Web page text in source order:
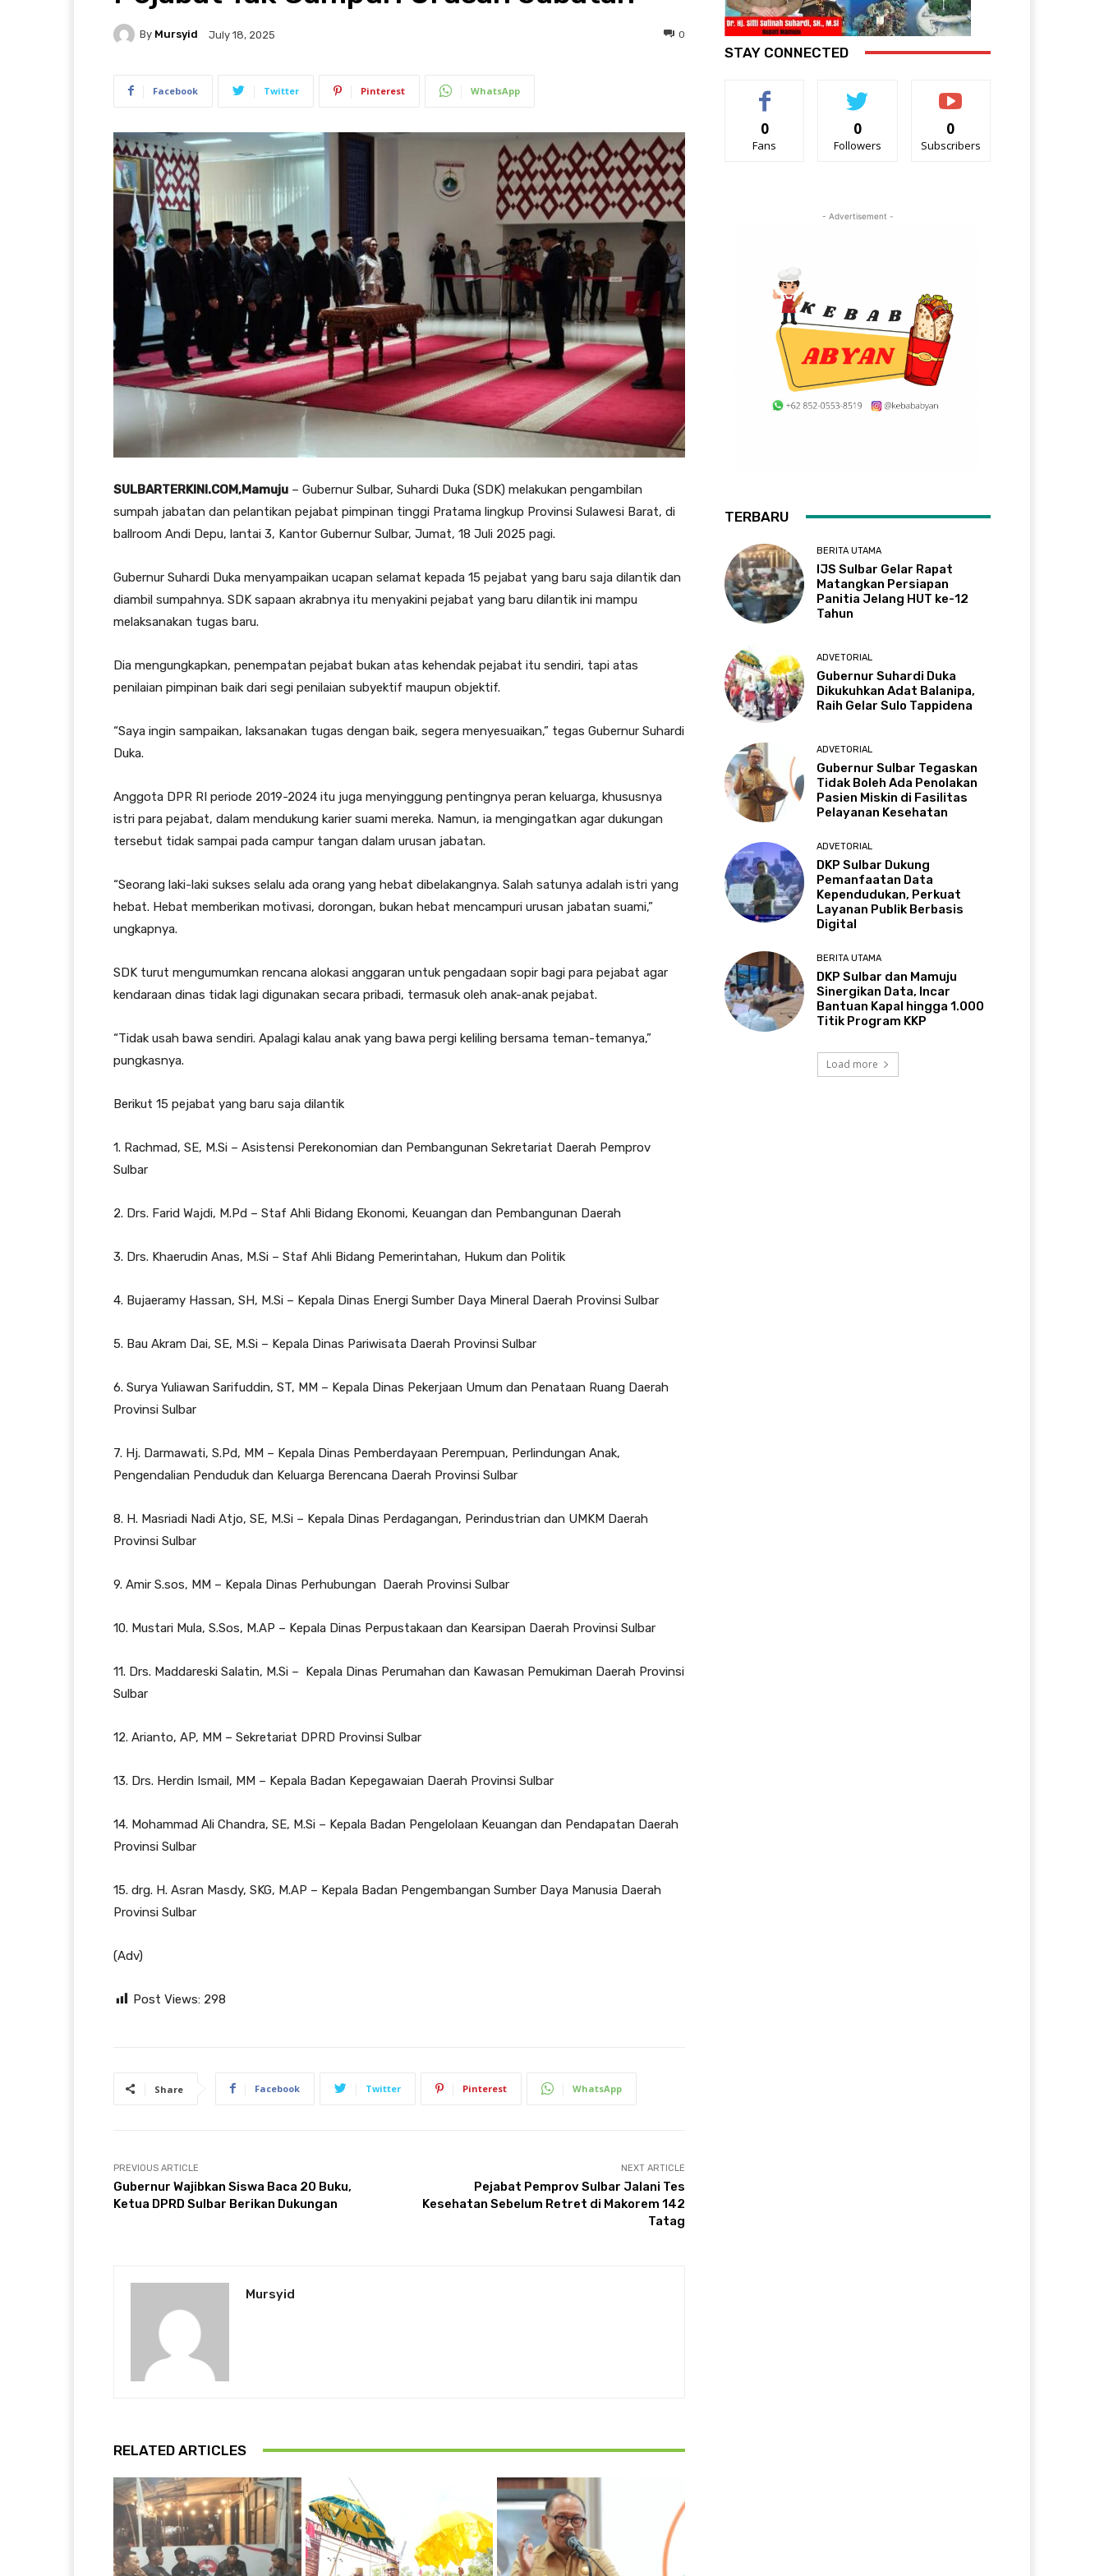
By Mursyid July 18, 2025 0
Facebook Twitter Pinterest WhatsApp
SULBARTERKINI.COM,Mamuju – Gubernur Sulbar, Suhardi Duka (SDK) melakukan pengambilan
sumpah jabatan dan pelantikan pejabat pimpinan tinggi Pratama lingkup Provinsi Sulawesi Barat, di
ballroom Andi Depu, lantai 3, Kantor Gubernur Sulbar, Jumat, 18 Juli 2025 pagi.
Gubernur Suhardi Duka menyampaikan ucapan selamat kepada 15 pejabat yang baru saja dilantik dan
diambil sumpahnya. SDK sapaan akrabnya itu menyakini pejabat yang baru dilantik ini mampu
melaksanakan tugas baru.
Dia mengungkapkan, penempatan pejabat bukan atas kehendak pejabat itu sendiri, tapi atas
penilaian pimpinan baik dari segi penilaian subyektif maupun objektif.
“Saya ingin sampaikan, laksanakan tugas dengan baik, segera menyesuaikan,” tegas Gubernur Suhardi
Duka.
Anggota DPR RI periode 2019-2024 itu juga menyinggung pentingnya peran keluarga, khususnya
istri para pejabat, dalam mendukung karier suami mereka. Namun, ia mengingatkan agar dukungan
tersebut tidak sampai pada campur tangan dalam urusan jabatan.
“Seorang laki-laki sukses selalu ada orang yang hebat dibelakangnya. Salah satunya adalah istri yang
hebat. Hebat memberikan motivasi, dorongan, bukan hebat mencampuri urusan jabatan suami,”
ungkapnya.
SDK turut mengumumkan rencana alokasi anggaran untuk pengadaan sopir bagi para pejabat agar
kendaraan dinas tidak lagi digunakan secara pribadi, termasuk oleh anak-anak pejabat.
“Tidak usah bawa sendiri. Apalagi kalau anak yang bawa pergi keliling bersama teman-temanya,”
pungkasnya.
Berikut 15 pejabat yang baru saja dilantik
1. Rachmad, SE, M.Si – Asistensi Perekonomian dan Pembangunan Sekretariat Daerah Pemprov
Sulbar
2. Drs. Farid Wajdi, M.Pd – Staf Ahli Bidang Ekonomi, Keuangan dan Pembangunan Daerah
3. Drs. Khaerudin Anas, M.Si – Staf Ahli Bidang Pemerintahan, Hukum dan Politik
4. Bujaeramy Hassan, SH, M.Si – Kepala Dinas Energi Sumber Daya Mineral Daerah Provinsi Sulbar
5. Bau Akram Dai, SE, M.Si – Kepala Dinas Pariwisata Daerah Provinsi Sulbar
6. Surya Yuliawan Sarifuddin, ST, MM – Kepala Dinas Pekerjaan Umum dan Penataan Ruang Daerah
Provinsi Sulbar
7. Hj. Darmawati, S.Pd, MM – Kepala Dinas Pemberdayaan Perempuan, Perlindungan Anak,
Pengendalian Penduduk dan Keluarga Berencana Daerah Provinsi Sulbar
8. H. Masriadi Nadi Atjo, SE, M.Si – Kepala Dinas Perdagangan, Perindustrian dan UMKM Daerah
Provinsi Sulbar
9. Amir S.sos, MM – Kepala Dinas Perhubungan Daerah Provinsi Sulbar
10. Mustari Mula, S.Sos, M.AP – Kepala Dinas Perpustakaan dan Kearsipan Daerah Provinsi Sulbar
11. Drs. Maddareski Salatin, M.Si – Kepala Dinas Perumahan dan Kawasan Pemukiman Daerah Provinsi
Sulbar
12. Arianto, AP, MM – Sekretariat DPRD Provinsi Sulbar
13. Drs. Herdin Ismail, MM – Kepala Badan Kepegawaian Daerah Provinsi Sulbar
14. Mohammad Ali Chandra, SE, M.Si – Kepala Badan Pengelolaan Keuangan dan Pendapatan Daerah
Provinsi Sulbar
15. drg. H. Asran Masdy, SKG, M.AP – Kepala Badan Pengembangan Sumber Daya Manusia Daerah
Provinsi Sulbar
(Adv)
Post Views: 298
Share Facebook Twitter Pinterest WhatsApp
PREVIOUS ARTICLE
Gubernur Wajibkan Siswa Baca 20 Buku,
Ketua DPRD Sulbar Berikan Dukungan
NEXT ARTICLE
Pejabat Pemprov Sulbar Jalani Tes
Kesehatan Sebelum Retret di Makorem 142
Tatag
Mursyid
RELATED ARTICLES
STAY CONNECTED
0
Fans
0
Followers
0
Subscribers
- Advertisement -
TERBARU
BERITA UTAMA
IJS Sulbar Gelar Rapat
Matangkan Persiapan
Panitia Jelang HUT ke-12
Tahun
ADVETORIAL
Gubernur Suhardi Duka
Dikukuhkan Adat Balanipa,
Raih Gelar Sulo Tappidena
ADVETORIAL
Gubernur Sulbar Tegaskan
Tidak Boleh Ada Penolakan
Pasien Miskin di Fasilitas
Pelayanan Kesehatan
ADVETORIAL
DKP Sulbar Dukung
Pemanfaatan Data
Kependudukan, Perkuat
Layanan Publik Berbasis
Digital
BERITA UTAMA
DKP Sulbar dan Mamuju
Sinergikan Data, Incar
Bantuan Kapal hingga 1.000
Titik Program KKP
Load more